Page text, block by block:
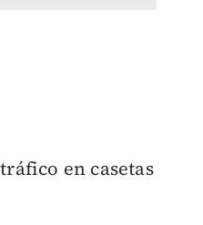
en casetas